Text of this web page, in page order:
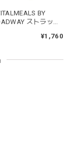
kawaii&born | ハート型 歯固めリング シリコン
1番長く握って
瓶と一緒に洗
いです。
BY
ストラップ
¥1,760